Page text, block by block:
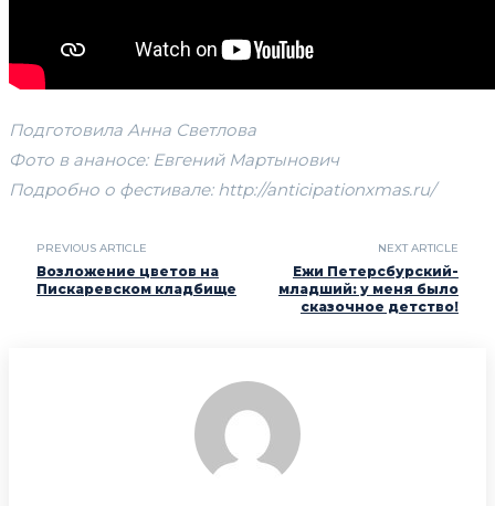
Подготовила Анна Светлова
Фото в ананосе: Евгений Мартынович
Подробно о фестивале: http://anticipationxmas.ru/
PREVIOUS ARTICLE
Возложение цветов на
Пискаревском кладбище
NEXT ARTICLE
Ежи Петерсбурский-
младший: у меня было
сказочное детство!